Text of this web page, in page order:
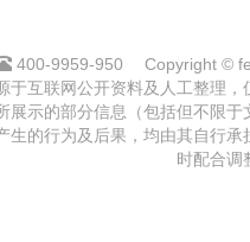
400-9959-950
Copyright ©
互联网公开资料及人工整理
示的部分信息（包括但不限
的行为及后果，均由其自行
时配合调